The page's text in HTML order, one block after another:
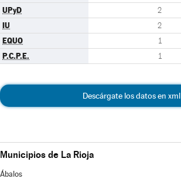
UPyD 2
IU 2
EQUO 1
P.C.P.E. 1
Descárgate los datos en xml
Municipios de La Rioja
Ábalos